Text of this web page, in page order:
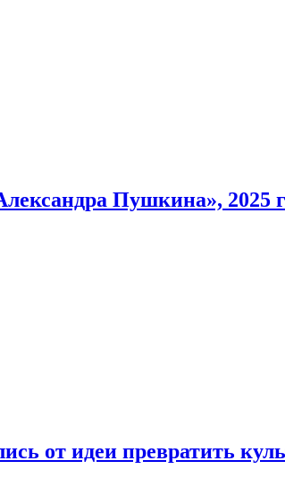
Пушкина», 2025
от идеи превратить